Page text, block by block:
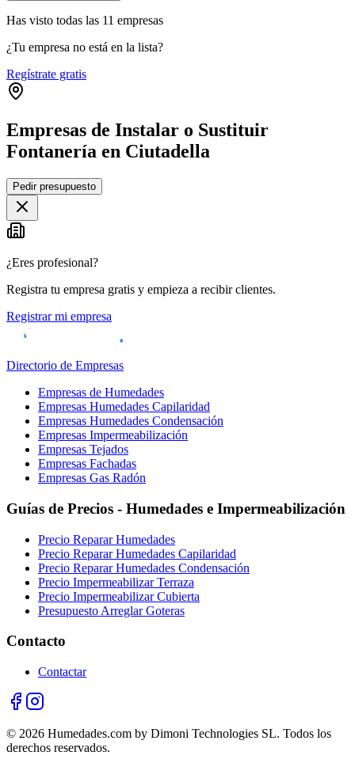
Has visto todas las 11 empresas
¿Tu empresa no está en la lista?
Regístrate gratis
Empresas de Instalar o Sustituir
Fontanería en Ciutadella
+
−
Pedir presupuesto
¿Eres profesional?
Registra tu empresa gratis y empieza a recibir clientes.
Registrar mi empresa
Directorio de Empresas
Empresas de Humedades
Empresas Humedades Capilaridad
Empresas Humedades Condensación
Empresas Impermeabilización
Empresas Tejados
Empresas Fachadas
Empresas Gas Radón
Guías de Precios - Humedades e Impermeabilización
Precio Reparar Humedades
Precio Reparar Humedades Capilaridad
Precio Reparar Humedades Condensación
Precio Impermeabilizar Terraza
Precio Impermeabilizar Cubierta
Presupuesto Arreglar Goteras
Contacto
Contactar
© 2026 Humedades.com by Dimoni Technologies SL. Todos los
derechos reservados.